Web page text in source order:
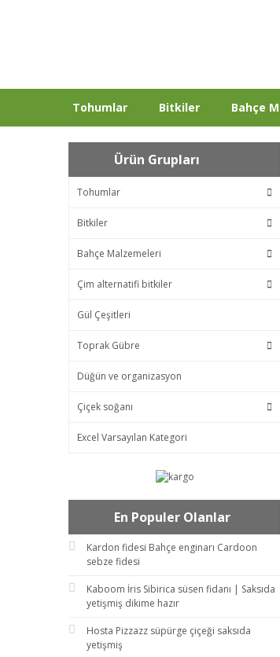
Tohumlar Bitkiler Bahçe
Ürün Grupları
Tohumlar
Bitkiler
Bahçe Malzemeleri
Çim alternatifi bitkiler
Gül Çeşitleri
Toprak Gübre
Düğün ve organizasyon
Çiçek soğanı
Excel Varsayılan Kategori
En Populer Olanlar
Kardon fidesi Bahçe enginarı Cardoon
sebze fidesi
Kaboom İris Sibirica süsen fidanı | Saksıda
yetişmiş dikime hazır
Hosta Pizzazz süpürge çiçeği saksıda
yetişmiş